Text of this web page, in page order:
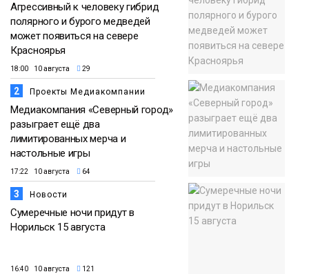
Агрессивный к человеку гибрид
полярного и бурого медведей
может появиться на севере
Красноярья
18:00 10 августа 29
2 Проекты Медиакомпании
Медиакомпания «Северный город»
разыграет ещё два
лимитированных мерча и
настольные игры
17:22 10 августа 64
3 Новости
Сумеречные ночи придут в
Норильск 15 августа
16:40 10 августа 121